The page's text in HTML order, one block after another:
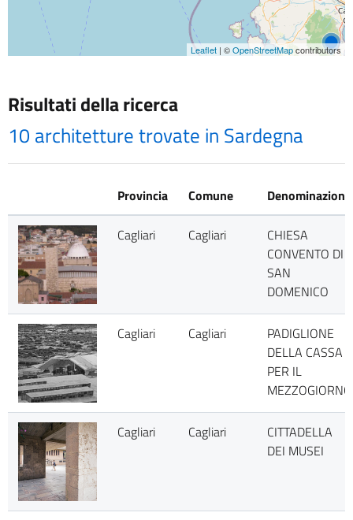
Leaflet | ©OpenStreetMapcontributors
Risultati della ricerca
10 architetture trovate in Sardegna
Provincia Comune Denominazione
Cagliari Cagliari
CHIESA
CONVENTO DI
SAN
DOMENICO
Cagliari Cagliari
PADIGLIONE
DELLA CASSA
PER IL
MEZZOGIORNO
Cagliari Cagliari
CITTADELLA
DEI MUSEI